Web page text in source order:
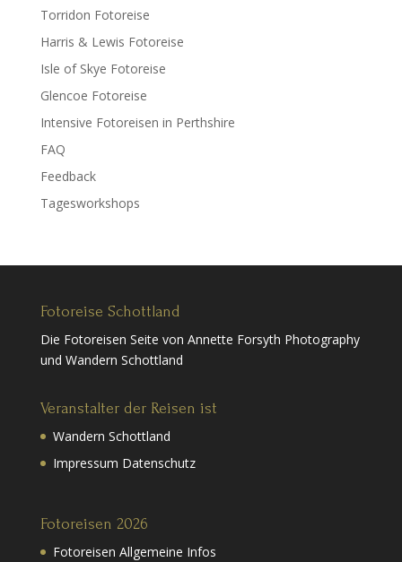
Torridon Fotoreise
Harris & Lewis Fotoreise
Isle of Skye Fotoreise
Glencoe Fotoreise
Intensive Fotoreisen in Perthshire
FAQ
Feedback
Tagesworkshops
Fotoreise Schottland
Die Fotoreisen Seite von Annette Forsyth Photography
und Wandern Schottland
Veranstalter der Reisen ist
Wandern Schottland
Impressum Datenschutz
Fotoreisen 2026
Fotoreisen Allgemeine Infos